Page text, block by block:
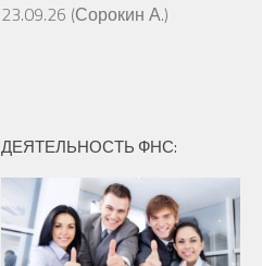
23.09.26 (Сорокин А.)
ДЕЯТЕЛЬНОСТЬ ФНС: